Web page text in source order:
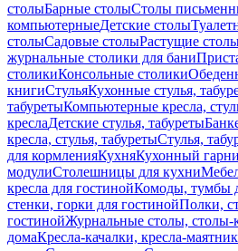
столыБарные столыСтолы
компьютерныеДетские столы
столыСадовые столыРастущие
журнальные столики для бани
столикиКонсольные столики
книгиСтульяКухонные стулья,
табуретыКомпьютерные кресла,
креслаДетские стулья, табуреты
кресла, стулья, табуретыСтулья,
для кормленияКухняКухонный
модулиСтолешницы для кухни
кресла для гостинойКомоды, тумбы
стенки, горки для гостинойПолки,
гостинойЖурнальные столы, столы-
домаКресла-качалки, кресла-